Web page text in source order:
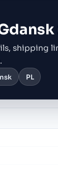
shipping
PL